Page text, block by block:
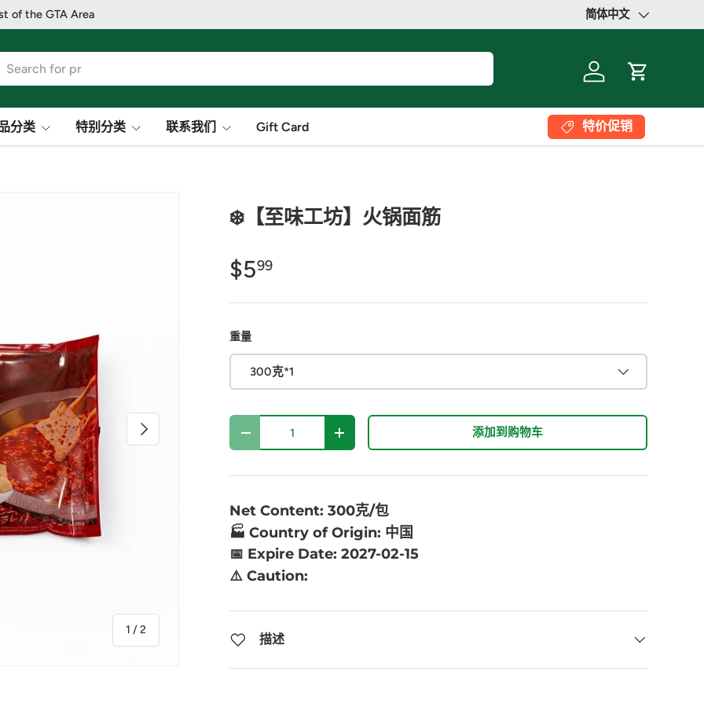
of the GTA Area 语言
简体中文
登录 大车
分类 特别分类 联系我们 Gift Card 特价促销
1 /的
2
下一个
❄️【至味工坊】火锅面筋
$599
重量
300克*1
数量
- + 添加到购物车
Net Content: 300克/包
🏭 Country of Origin: 中国
📅 Expire Date: 2027-02-15
⚠️ Caution:
描述